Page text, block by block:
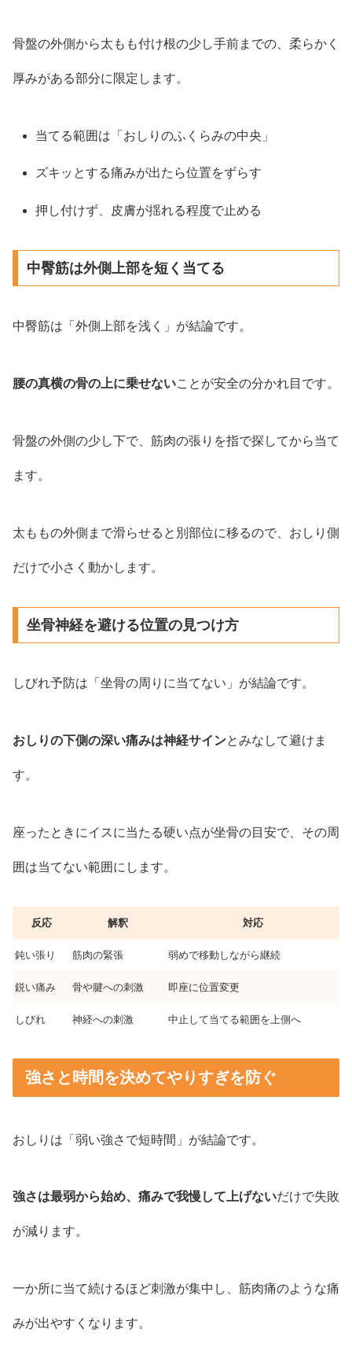
骨盤の外側から太もも付け根の少し手前までの、柔らかく
厚みがある部分に限定します。
当てる範囲は「おしりのふくらみの中央」
ズキッとする痛みが出たら位置をずらす
押し付けず、皮膚が揺れる程度で止める
中臀筋は外側上部を短く当てる
中臀筋は「外側上部を浅く」が結論です。
腰の真横の骨の上に乗せないことが安全の分かれ目です。
骨盤の外側の少し下で、筋肉の張りを指で探してから当て
ます。
太ももの外側まで滑らせると別部位に移るので、おしり側
だけで小さく動かします。
坐骨神経を避ける位置の見つけ方
しびれ予防は「坐骨の周りに当てない」が結論です。
おしりの下側の深い痛みは神経サインとみなして避けま
す。
座ったときにイスに当たる硬い点が坐骨の目安で、その周
囲は当てない範囲にします。
反応 解釈 対応
鈍い張り 筋肉の緊張 弱めで移動しながら継続
鋭い痛み 骨や腱への刺激 即座に位置変更
しびれ 神経への刺激 中止して当てる範囲を上側へ
強さと時間を決めてやりすぎを防ぐ
おしりは「弱い強さで短時間」が結論です。
強さは最弱から始め、痛みで我慢して上げないだけで失敗
が減ります。
一か所に当て続けるほど刺激が集中し、筋肉痛のような痛
みが出やすくなります。